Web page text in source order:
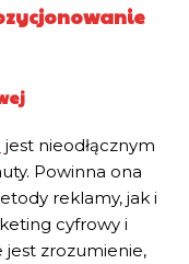
jest nieodłącznym
Powinna ona
reklamy, jak i
cyfrowy i
jest zrozumienie,